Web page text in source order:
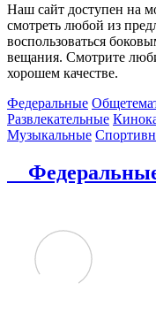
Наш сайт доступен на
смотреть любой из
воспользоваться
вещания. Смотрите
хорошем качестве.
Федеральные
Развлекательные
Музыкальные